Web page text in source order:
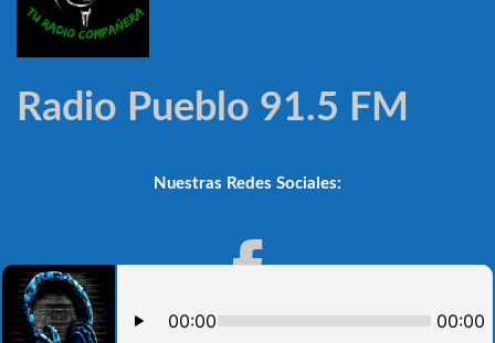
Radio Pueblo 91.5 FM
Nuestras Redes Sociales: